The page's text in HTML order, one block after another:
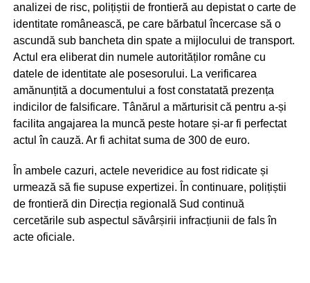
analizei de risc, polițiștii de frontieră au depistat o carte de
identitate românească, pe care bărbatul încercase să o
ascundă sub bancheta din spate a mijlocului de transport.
Actul era eliberat din numele autorităților române cu
datele de identitate ale posesorului. La verificarea
amănunțită a documentului a fost constatată prezența
indicilor de falsificare. Tânărul a mărturisit că pentru a-și
facilita angajarea la muncă peste hotare și-ar fi perfectat
actul în cauză. Ar fi achitat suma de 300 de euro.
În ambele cazuri, actele neveridice au fost ridicate și
urmează să fie supuse expertizei. În continuare, polițiștii
de frontieră din Direcția regională Sud continuă
cercetările sub aspectul săvârșirii infracțiunii de fals în
acte oficiale.